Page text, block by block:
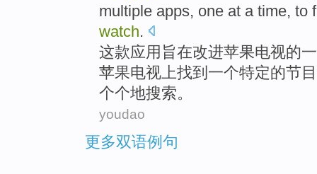
multiple apps, one at a time, to
watch.
这款应用 旨在改进苹果电视的一
苹果电视上找到 一个特定的节目
个个地搜索。
youdao
更多双语例句